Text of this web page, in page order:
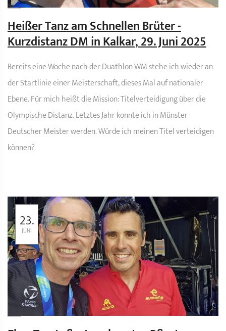
Heißer Tanz am Schnellen Brüter -
Kurzdistanz DM in Kalkar, 29. Juni 2025
Bereits eine Woche nach der Duathlon WM stehe ich wieder an
der Startlinie einer Meisterschaft, dieses Mal auf nationaler
Ebene. Für mich heißt die Mission: Titelverteidigung über die
Olympische Distanz. Letztes Jahr konnte ich in Münster
Deutscher Meister werden. Würde ich meinen Titel verteidigen
können?
23.
JUNI